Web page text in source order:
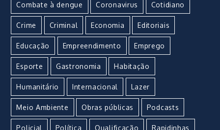
Combate à dengue Coronavirus Cotidiano
Crime Criminal Economia Editoriais
Educação Empreendimento Emprego
Esporte Gastronomia Habitação
Humanitário Internacional Lazer
Meio Ambiente Obras públicas Podcasts
Policial Política Qualificação Rapidinhas